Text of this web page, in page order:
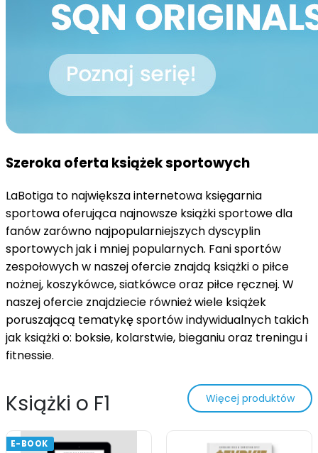
Szeroka oferta książek sportowych
LaBotiga to największa internetowa księgarnia
sportowa oferująca najnowsze książki sportowe dla
fanów zarówno najpopularniejszych dyscyplin
sportowych jak i mniej popularnych. Fani sportów
zespołowych w naszej ofercie znajdą książki o piłce
nożnej, koszykówce, siatkówce oraz piłce ręcznej. W
naszej ofercie znajdziecie również wiele książek
poruszającą tematykę sportów indywidualnych takich
jak książki o: boksie, kolarstwie, bieganiu oraz treningu i
fitnessie.
Książki o F1 Więcej produktów
E-BOOK